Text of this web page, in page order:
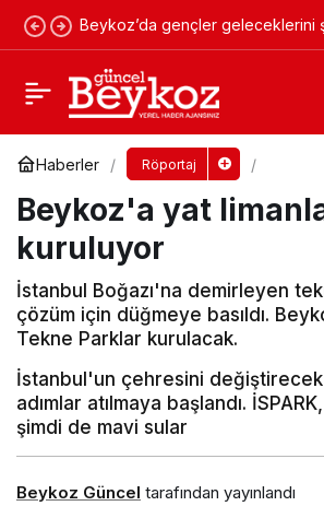
Beykoz’da gençler geleceklerini
Haberler Röportaj
Beykoz'a yat
kuruluyor
İstanbul Boğazı'na demirleyen
çözüm için düğmeye basıldı.
Tekne Parklar kurulacak.
İstanbul'un çehresini
adımlar atılmaya başlandı.
şimdi de mavi sular
Beykoz Güncel tarafından yayınlandı
Anadoluhisarı sakinleri
Yorum Yap Paylaş